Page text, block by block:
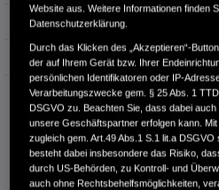
Energieverbrauch kombiniert:
CO₂-Emissionen kombiniert:
CO₂-Klasse: D
Website aus. Weitere Informationen finden
Datenschutzerklärung.
Durch das Klicken des „Akzeptieren“-
der auf Ihrem Gerät bzw. Ihrer
persönlichen Identifikatoren oder IP-
Verarbeitungszwecke gem. § 25 Abs. 1
DSGVO zu. Beachten Sie, dass dabei
unsere Geschäftspartner erfolgen kann.
zugleich gem. Art.49 Abs.1 S.1 lit.a
besteht dabei insbesondere das Risiko,
durch US-Behörden, zu Kontroll- und
auch ohne Rechtsbehelfsmöglichkeiten,